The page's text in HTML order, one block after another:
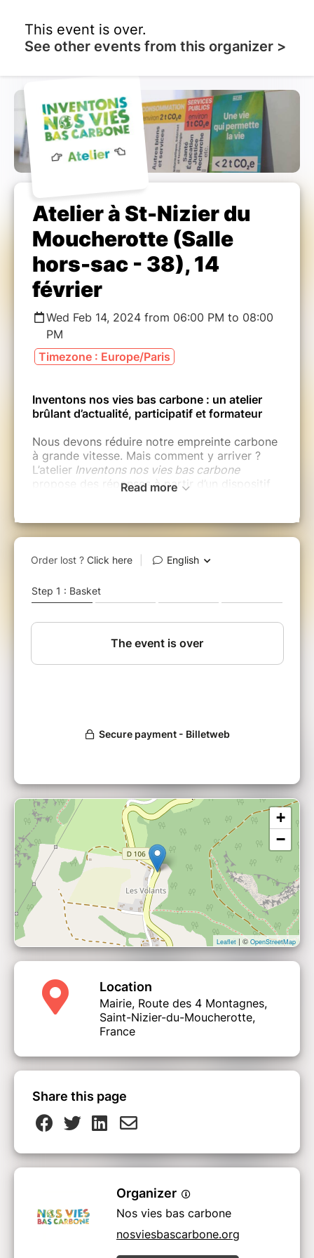
This event is over.
See other events from this organizer >
Atelier à St-Nizier du
Moucherotte (Salle
hors-sac - 38), 14
février
Wed Feb 14, 2024 from 06:00 PM to 08:00
PM
Timezone : Europe/Paris
Inventons nos vies bas carbone : un atelier
brûlant d’actualité, participatif et formateur
Nous devons réduire notre empreinte carbone
à grande vitesse. Mais comment y arriver ?
L’atelier Inventons nos vies bas carbone
propose des réponses à partir d’un dispositif
Ce temps fort en groupe nous amène à
construire des solutions et des imaginaires
permettent en peu de temps de découvrir les
quotidien (alimentation, transport,
logement…).
en répondant à l’urgence climatique. Il nous
aide à comprendre pour agir efficacement et
pour prendre conscience de la situation
climatique actuelle. Le deuxième pour inventer
neutralité carbone.
___
Animateur.rice
: Katelyne Bräunlich
Lieu : Salle hors-sac à côté de la Mairie
Read more
+
−
Leaflet | © OpenStreetMap
Location
Mairie, Route des 4 Montagnes,
Saint-Nizier-du-Moucherotte,
France
Share this page
Organizer
Nos vies bas carbone
nosviesbascarbone.org